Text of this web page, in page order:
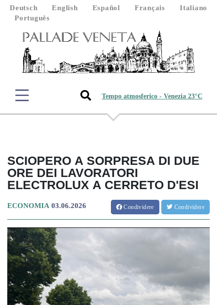
Deutsch English Español Français
Italiano
Português
Tempo atmosferico - Venezia 23°C
SCIOPERO A SORPRESA DI DUE
ORE DEI LAVORATORI
ELECTROLUX A CERRETO D'ESI
ECONOMIA 03.06.2026 Condividere Condividere